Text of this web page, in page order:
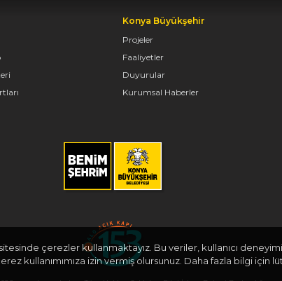
Konya Büyükşehir
Projeler
Faaliyetler
Duyurular
Kurumsal Haberler
çerezler kullanmaktayız. Bu veriler, kullanıcı
kullanımımıza izin vermiş olursunuz. Daha fazla bilgi için